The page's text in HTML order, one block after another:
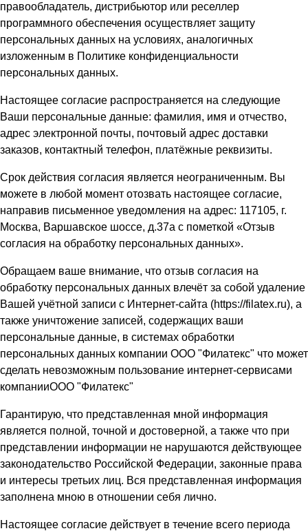
правообладатель, дистрибьютор или реселлер
программного обеспечения осуществляет защиту
персональных данных на условиях, аналогичных
изложенным в Политике конфиденциальности
персональных данных.
Настоящее согласие распространяется на следующие
Ваши персональные данные: фамилия, имя и отчество,
адрес электронной почты, почтовый адрес доставки
заказов, контактный телефон, платёжные реквизиты.
Срок действия согласия является неограниченным. Вы
можете в любой момент отозвать настоящее согласие,
направив письменное уведомления на адрес: 117105, г.
Москва, Варшавское шоссе, д.37а с пометкой «Отзыв
согласия на обработку персональных данных».
Обращаем ваше внимание, что отзыв согласия на
обработку персональных данных влечёт за собой удаление
Вашей учётной записи с Интернет-сайта (https://filatex.ru), а
также уничтожение записей, содержащих ваши
персональные данные, в системах обработки
персональных данных компании ООО "Филатекс" что может
сделать невозможным пользование интернет-сервисами
компанииООО "Филатекс"
Гарантирую, что представленная мной информация
является полной, точной и достоверной, а также что при
представлении информации не нарушаются действующее
законодательство Российской Федерации, законные права
и интересы третьих лиц. Вся представленная информация
заполнена мною в отношении себя лично.
Настоящее согласие действует в течение всего периода